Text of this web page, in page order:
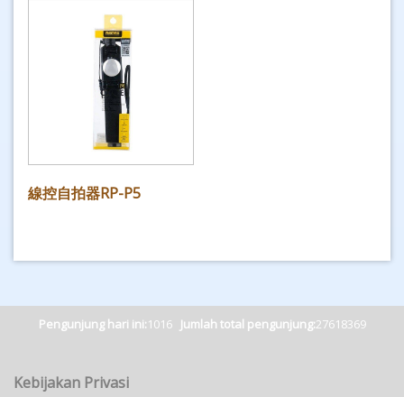
線控自拍器RP-P5
Pengunjung hari ini:1016 Jumlah total pengunjung:27618369
Kebijakan Privasi